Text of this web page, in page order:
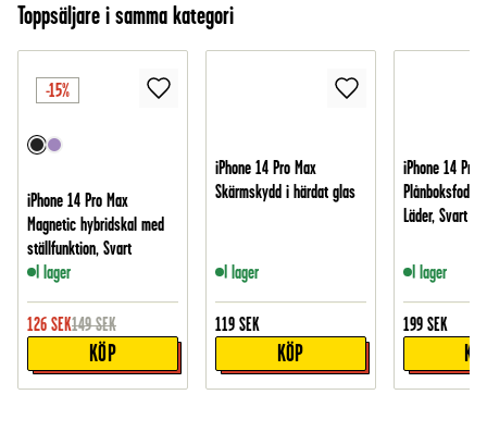
Toppsäljare i samma kategori
-15%
iPhone 14 Pro Max
Magnetic hybridskal med
ställfunktion, Svart
I lager
126 SEK149 SEK
KÖP
iPhone 14 Pro Max
Skärmskydd i härdat glas
I lager
119 SEK
KÖP
iPhone 14 Pro
Läder, Svart
I lager
199 SEK